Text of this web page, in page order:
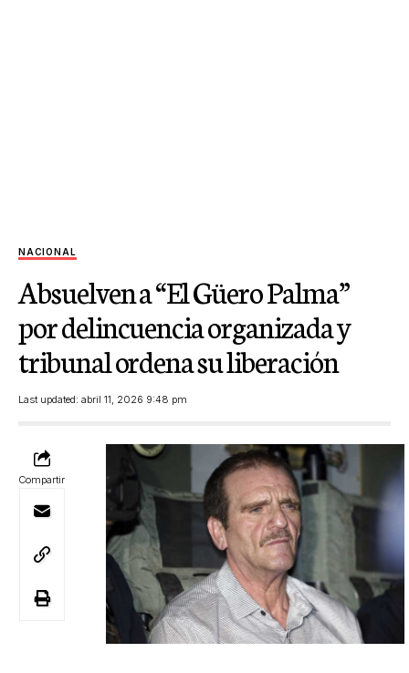
NACIONAL
Absuelven a “El Güero Palma”
por delincuencia organizada y
tribunal ordena su liberación
Last updated: abril 11, 2026 9:48 pm
Compartir